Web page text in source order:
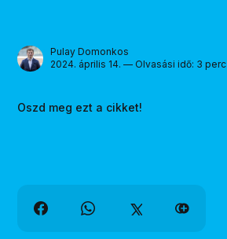
Pulay Domonkos
2024. április 14. — Olvasási idő: 3 perc
Oszd meg ezt a cikket!